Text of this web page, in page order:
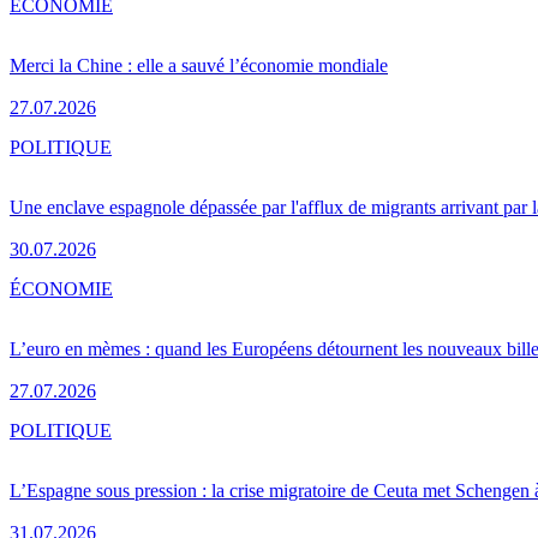
Merci la Chine : elle a sauvé l’économie mondiale
27.07.2026
ÉCONOMIE
Une enclave espagnole dépassée par l'afflux de migrants arrivant par
30.07.2026
POLITIQUE
L’euro en mèmes : quand les Européens détournent les nouveaux
27.07.2026
ÉCONOMIE
L’Espagne sous pression : la crise migratoire de Ceuta met Schengen
31.07.2026
POLITIQUE